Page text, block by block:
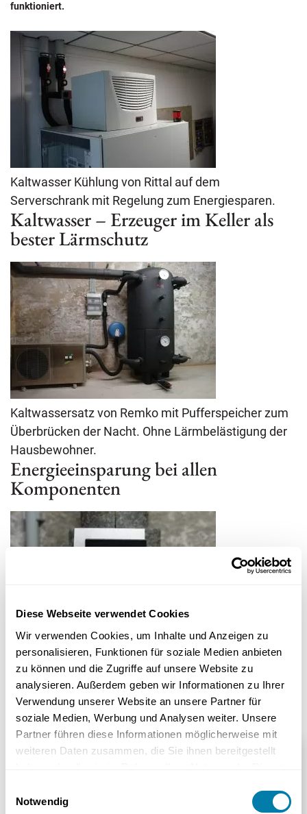
Diese Webseite verwendet Cookies
Wir verwenden Cookies, um Inhalte und Anzeigen zu
personalisieren, Funktionen für soziale Medien anbieten
zu können und die Zugriffe auf unsere Website zu
analysieren. Außerdem geben wir Informationen zu Ihrer
Verwendung unserer Website an unsere Partner für
soziale Medien, Werbung und Analysen weiter. Unsere
Partner führen diese Informationen möglicherweise mit
weiteren Daten zusammen, die Sie ihnen bereitgestellt
Notwendig
funktioniert.
Kaltwasser Kühlung von Rittal auf dem
Serverschrank mit Regelung zum Energiesparen.
Kaltwasser – Erzeuger im Keller als
bester Lärmschutz
Kaltwassersatz von Remko mit Pufferspeicher zum
Überbrücken der Nacht. Ohne Lärmbelästigung der
Hausbewohner.
Energieeinsparung bei allen
Komponenten
Mit noch weniger Energie kann man das Kaltwasser
nicht mehr zirkulieren lassen. Die Leitungen sind 150
Meter lang.
Beratung anfordern
Frau
*Pflichtfeld